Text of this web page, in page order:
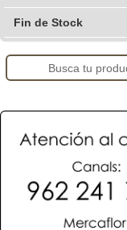
Fin de Stock